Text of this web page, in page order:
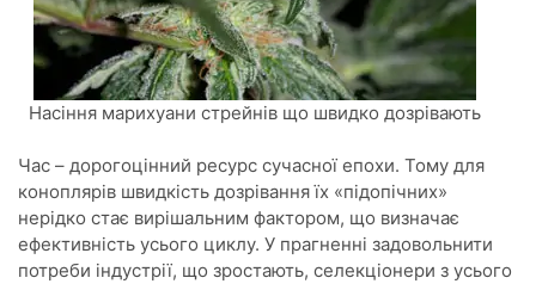
Насіння марихуани стрейнів що швидко дозрівають
Час – дорогоцінний ресурс сучасної епохи. Тому для
коноплярів швидкість дозрівання їх «підопічних»
нерідко стає вирішальним фактором, що визначає
ефективність усього циклу. У прагненні задовольнити
потреби індустрії, що зростають, селекціонери з усього